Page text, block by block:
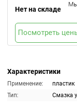
Характеристики
Применение:
пластик
Тип:
Смазка
Нет на складе
Мы
Посмотреть